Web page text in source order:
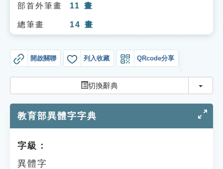
知識索引
單字索引
貓頭鷹博士
部首外筆畫 11 畫
總筆畫 14 畫
開啟關聯 列入收藏 QRcode分享
切換辭典 切換
教育部異體字字典
字級：
異體字